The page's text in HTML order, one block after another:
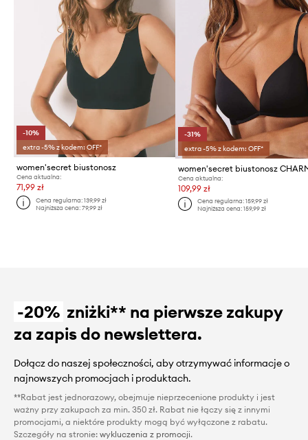
-10%
extra -5% z kodem: OFF*
women'secret biustonosz
Cena aktualna:
71,99 zł
Cena regularna:139,99 zł
Najniższa cena:79,99 zł
-31%
extra -5% z kodem: OFF*
women'secret biustonosz
Cena aktualna:
109,99 zł
Cena regularna: 159,99 zł
Najniższa cena: 159,99 zł
-20% zniżki** na pierwsze zakupy
za zapis do newslettera.
Dołącz do naszej społeczności, aby otrzymywać informacje o
najnowszych promocjach i produktach.
**Rabat jest jednorazowy, obejmuje nieprzecenione produkty i jest
ważny przy zakupach za min. 350 zł. Rabat nie łączy się z innymi
promocjami, a niektóre produkty mogą być wyłączone z rabatu.
Szczegóły na stronie: wykluczenia z promocji.